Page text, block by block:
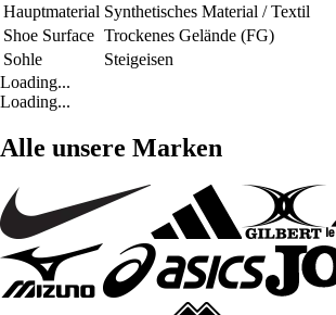
Hauptmaterial Synthetisches Material / Textil
Shoe Surface Trockenes Gelände (FG)
Sohle
Steigeisen
Loading...
Loading...
Alle unsere Marken